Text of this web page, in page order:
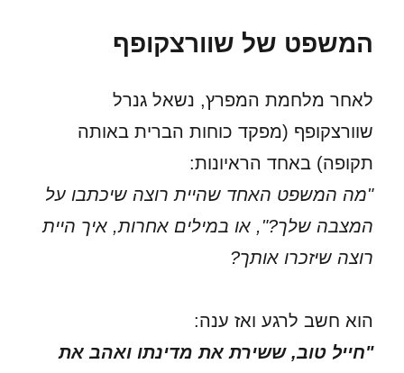
המשפט של שוורצקופף
לאחר מלחמת המפרץ, נשאל גנרל
שוורצקופף (מפקד כוחות הברית באותה
תקופה) באחד הראיונות:
"מה המשפט האחד שהיית רוצה שיכתבו על
המצבה שלך?", או במילים אחרות, איך היית
רוצה שיזכרו אותך?
הוא חשב לרגע ואז ענה:
"חייל טוב, ששירת את מדינתו ואהב את